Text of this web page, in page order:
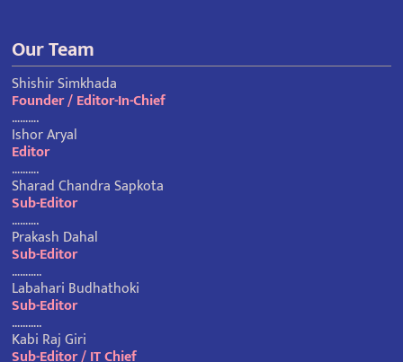
Our Team
Shishir Simkhada
Founder / Editor-In-Chief
……….
Ishor Aryal
Editor
……….
Sharad Chandra Sapkota
Sub-Editor
……….
Prakash Dahal
Sub-Editor
………..
Labahari Budhathoki
Sub-Editor
………..
Kabi Raj Giri